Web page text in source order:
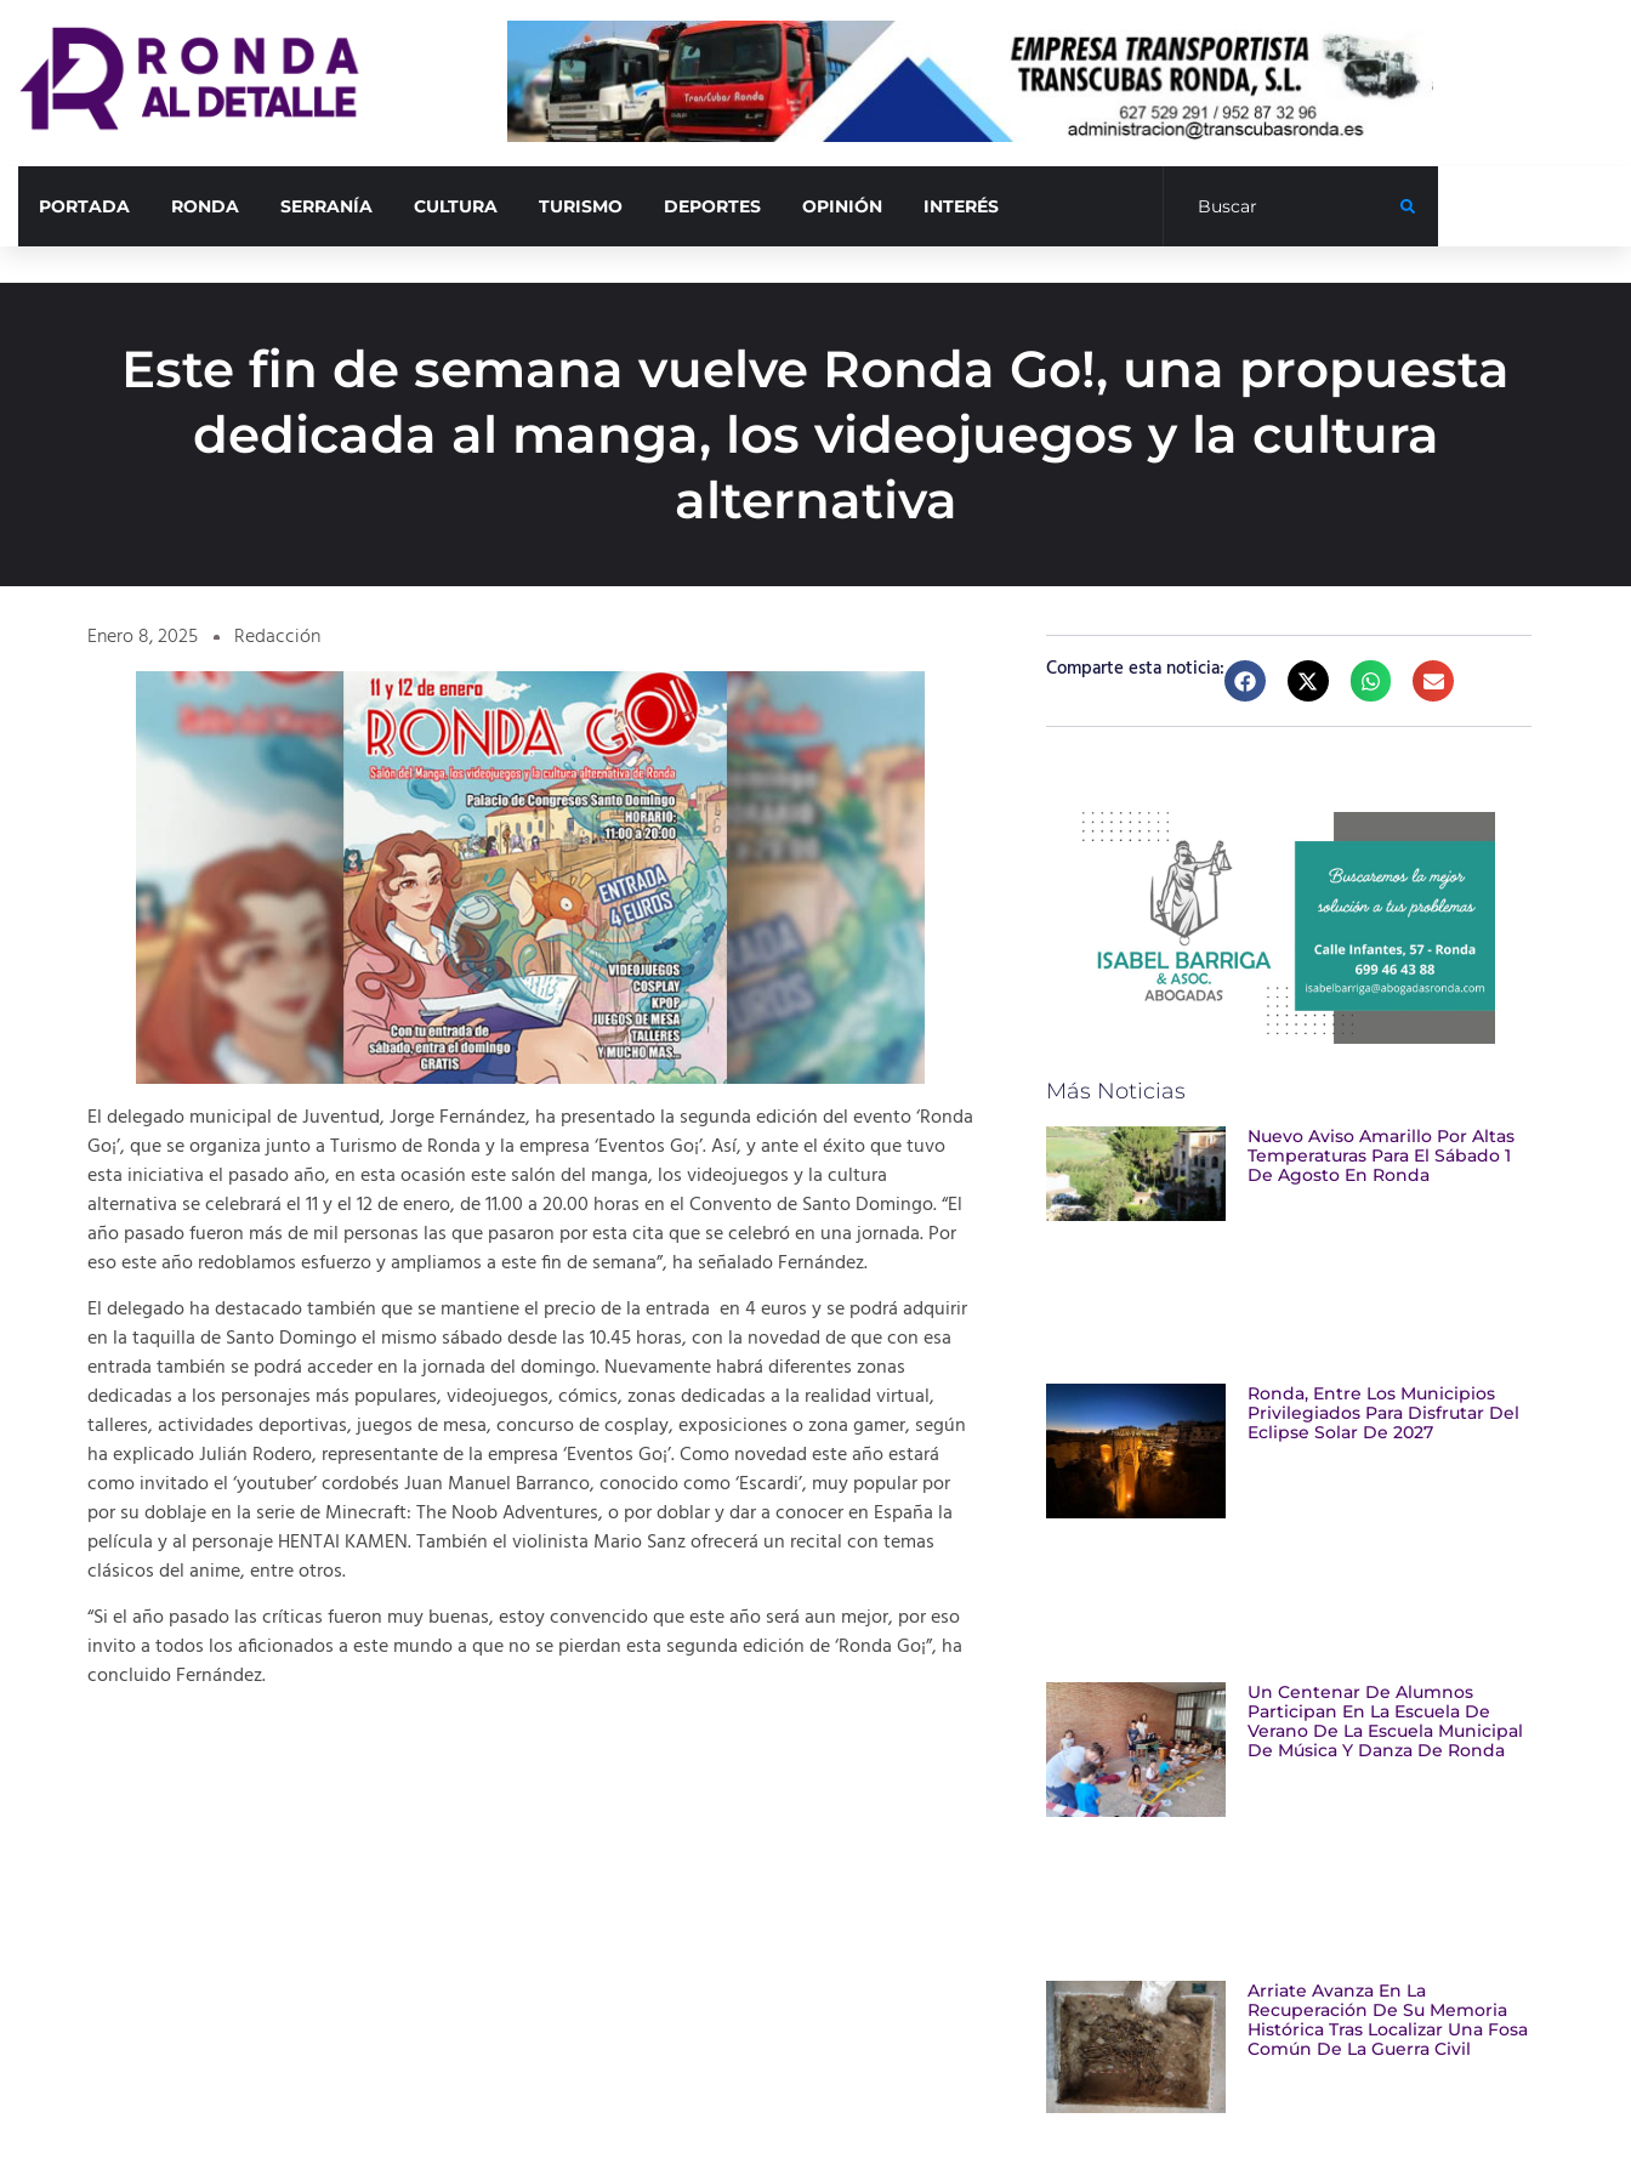
PORTADA RONDA SERRANÍA CULTURA TURISMO DEPORTES OPINIÓN INTERÉS
Este fin de semana vuelve Ronda Go!, una propuesta
dedicada al manga, los videojuegos y la cultura
alternativa
Enero 8, 2025 Redacción
El delegado municipal de Juventud, Jorge Fernández, ha presentado la segunda edición del evento ‘Ronda
Go¡’, que se organiza junto a Turismo de Ronda y la empresa ‘Eventos Go¡’. Así, y ante el éxito que tuvo
esta iniciativa el pasado año, en esta ocasión este salón del manga, los videojuegos y la cultura
alternativa se celebrará el 11 y el 12 de enero, de 11.00 a 20.00 horas en el Convento de Santo Domingo. “El
año pasado fueron más de mil personas las que pasaron por esta cita que se celebró en una jornada. Por
eso este año redoblamos esfuerzo y ampliamos a este fin de semana”, ha señalado Fernández.
El delegado ha destacado también que se mantiene el precio de la entrada en 4 euros y se podrá adquirir
en la taquilla de Santo Domingo el mismo sábado desde las 10.45 horas, con la novedad de que con esa
entrada también se podrá acceder en la jornada del domingo. Nuevamente habrá diferentes zonas
dedicadas a los personajes más populares, videojuegos, cómics, zonas dedicadas a la realidad virtual,
talleres, actividades deportivas, juegos de mesa, concurso de cosplay, exposiciones o zona gamer, según
ha explicado Julián Rodero, representante de la empresa ‘Eventos Go¡’. Como novedad este año estará
como invitado el ‘youtuber’ cordobés Juan Manuel Barranco, conocido como ‘Escardi’, muy popular por
por su doblaje en la serie de Minecraft: The Noob Adventures, o por doblar y dar a conocer en España la
película y al personaje HENTAI KAMEN. También el violinista Mario Sanz ofrecerá un recital con temas
clásicos del anime, entre otros.
“Si el año pasado las críticas fueron muy buenas, estoy convencido que este año será aun mejor, por eso
invito a todos los aficionados a este mundo a que no se pierdan esta segunda edición de ‘Ronda Go¡”, ha
concluido Fernández.
Comparte esta noticia:
Más Noticias
Nuevo Aviso Amarillo Por Altas
Temperaturas Para El Sábado 1
De Agosto En Ronda
Ronda, Entre Los Municipios
Privilegiados Para Disfrutar Del
Eclipse Solar De 2027
Un Centenar De Alumnos
Participan En La Escuela De
Verano De La Escuela Municipal
De Música Y Danza De Ronda
Arriate Avanza En La
Recuperación De Su Memoria
Histórica Tras Localizar Una Fosa
Común De La Guerra Civil